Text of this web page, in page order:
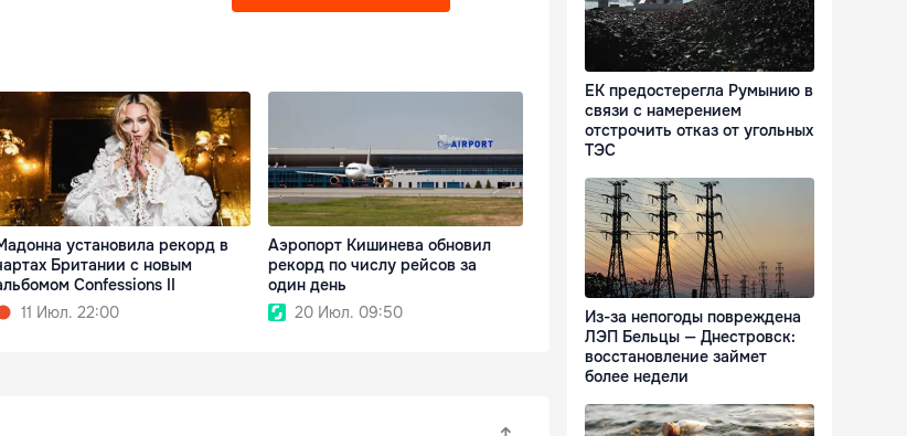
установила рекорд в
Британии с новым
Confessions II
11 Июл. 22:00
Аэропорт Кишинева обновил
рекорд по числу рейсов за
один день
20 Июл. 09:50
ЕК предостерегла Румынию в
связи с намерением
отстрочить отказ от угольных
ТЭС
Из-за непогоды повреждена
ЛЭП Бельцы — Днестровск:
восстановление займет
более недели